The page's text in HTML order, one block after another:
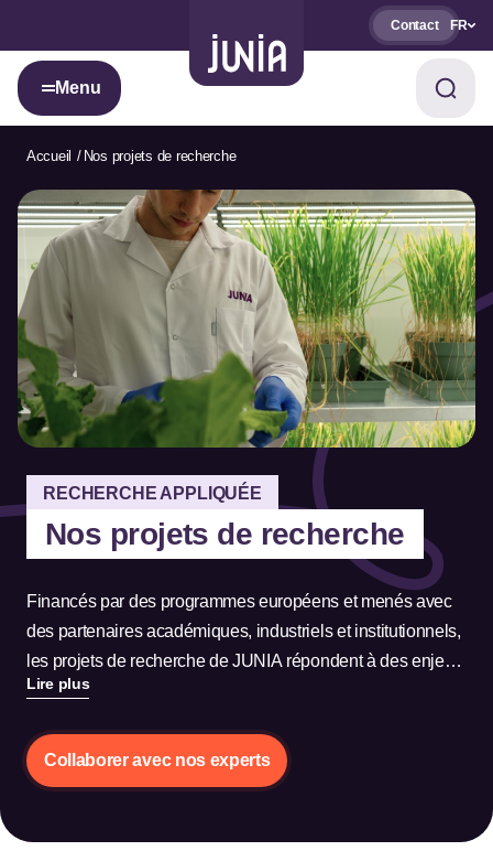
Contact FR
Menu
Accueil Nos projets de recherche
RECHERCHE APPLIQUÉE
Nos projets de recherche
Financés par des programmes européens et menés avec
des partenaires académiques, industriels et institutionnels,
les projets de recherche de JUNIA répondent à des enjeux
concrets liés à l’agriculture, l’énergie, l’industrie, le
Lire plus
Collaborer avec nos experts